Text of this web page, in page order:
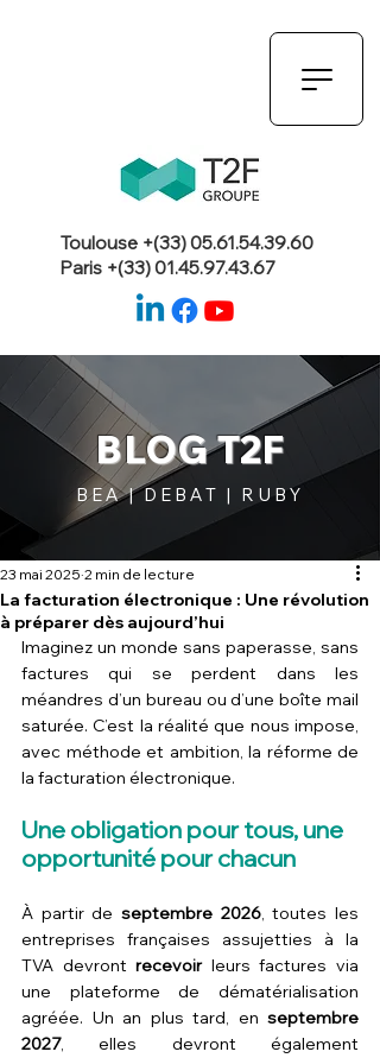
Toulouse +(33)05.61.54.39.60
Paris +(33)01.45.97.43.67
BLOG T2F
BEA | DEBAT | RUBY
La facturation électronique : Une révolution
à préparer dès aujourd’hui
23 mai 2025 2 min de lecture
Imaginez un monde sans paperasse, sans
factures qui se perdent dans les
méandres d’un bureau ou d’une boîte mail
saturée. C’est la réalité que nous impose,
avec méthode et ambition, la réforme de
la facturation électronique.
Une obligation pour tous, une
opportunité pour chacun
À partir de septembre 2026, toutes les
entreprises françaises assujetties à la
TVA devront recevoir leurs factures via
une plateforme de dématérialisation
agréée. Un an plus tard, en septembre
2027